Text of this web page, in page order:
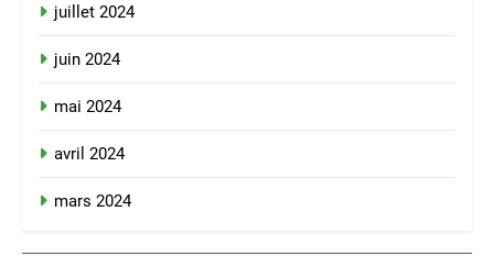
juillet 2024
juin 2024
mai 2024
avril 2024
mars 2024